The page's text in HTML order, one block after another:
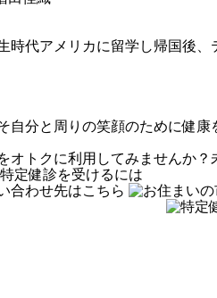
時代アメリカに留学し帰国後
自分と周りの笑顔のために健康
オトクに利用してみませんか？